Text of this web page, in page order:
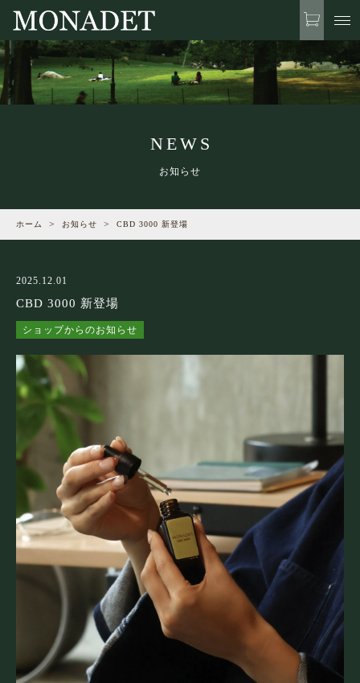
お気に入り LOGIN
LINE-UP
WELLNESS TALK
ウェルネスに関するお話や最新情報
Quality Time
with MONADET
大切な時間を自然体で上質に
FAQ
よくあるご質問
SUBSCRIPTION
便利でお得な定期便
SHOPPING GUIDE
お買い物のしかた
RETAILERS
取り扱い実店舗
COMPANY
会社概要
NEWS
お知らせ
ホーム お知らせ CBD 3000 新登場
2025.12.01
CBD 3000 新登場
ショップからのお知らせ